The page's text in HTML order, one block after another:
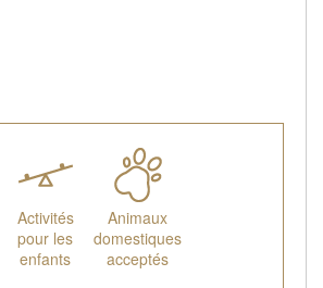
Activités
pour les
enfants
Animaux
domestiques
acceptés